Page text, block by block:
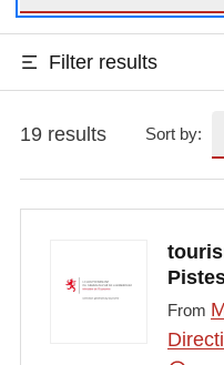
Filter results
19 results Sort by:
From